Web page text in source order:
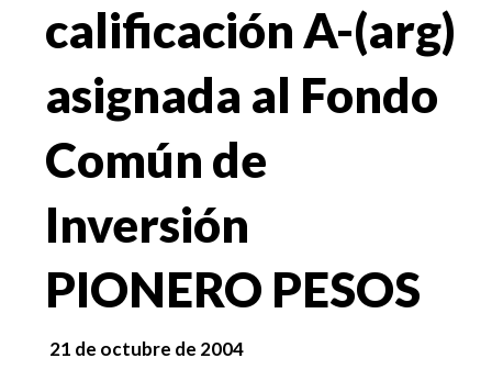
calificación A-(arg)
asignada al Fondo
Común de
Inversión
PIONERO PESOS
21 de octubre de 2004